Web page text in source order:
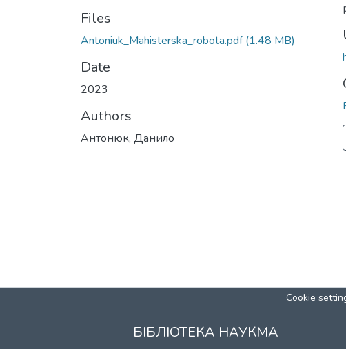
Files
Antoniuk_Mahisterska_robota.pdf(1.48 MB)
Date
2023
Authors
Антонюк, Данило
Cookie
БІБЛІОТЕКА НАУКМА